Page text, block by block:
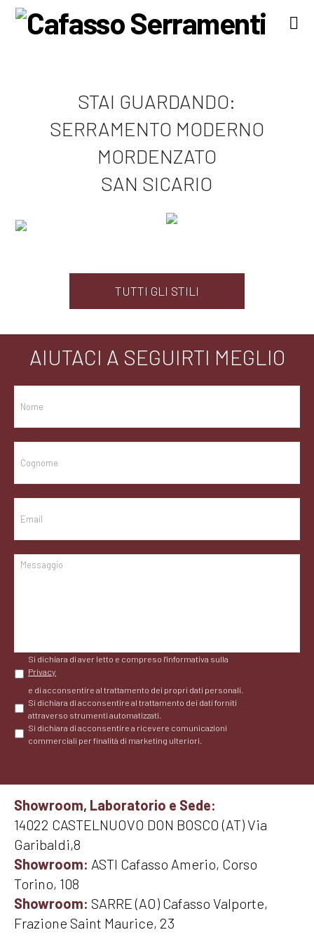
STAI GUARDANDO:
SERRAMENTO MODERNO
MORDENZATO
SAN SICARIO
TUTTI GLI STILI
AIUTACI A SEGUIRTI MEGLIO
Si dichiara di aver letto e compreso l'informativa sulla
Privacy
e di acconsentire al trattamento dei propri dati personali.
Si dichiara di acconsentire al trattamento dei dati forniti
attraverso strumenti automatizzati.
Si dichiara di acconsentire a ricevere comunicazioni
commerciali per finalità di marketing ulteriori.
Showroom, Laboratorio e Sede:
14022 CASTELNUOVO DON BOSCO (AT) Via
Garibaldi,8
Showroom: ASTI Cafasso Amerio, Corso
Torino, 108
Showroom: SARRE (AO) Cafasso Valporte,
Frazione Saint Maurice, 23